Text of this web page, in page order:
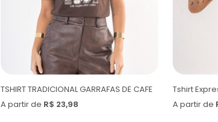
TSHIRT TRADICIONAL GARRAFAS DE CAFE
A partir de R$ 23,98
Tshirt
A partir de